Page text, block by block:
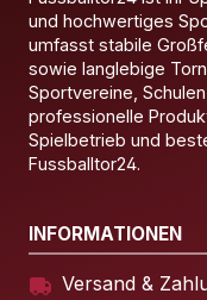
und hochwertiges
umfasst stabile
sowie langlebige
Sportvereine,
professionelle
Spielbetrieb und
Fussballtor24.
INFORMATIONEN
Versand &